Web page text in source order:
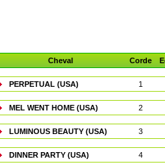
Cheval Corde
PERPETUAL (USA) 1
MEL WENT HOME (USA) 2
LUMINOUS BEAUTY (USA) 3
DINNER PARTY (USA) 4